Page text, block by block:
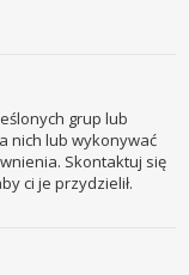
grup lub
nich lub wykonywać
Skontaktuj się
ci je przydzielił.